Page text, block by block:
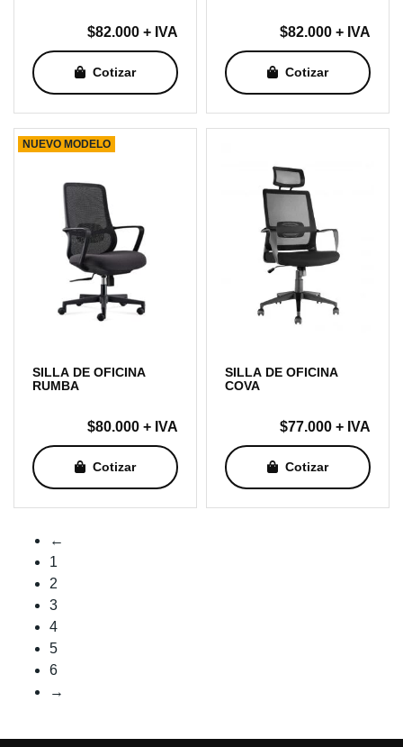
$82.000 + IVA
Cotizar
$82.000 + IVA
Cotizar
SILLA DE OFICINA
RUMBA
$80.000 + IVA
NUEVO MODELO
Cotizar
SILLA DE OFICINA
COVA
$77.000 + IVA
Cotizar
←
1
2
3
4
5
6
→